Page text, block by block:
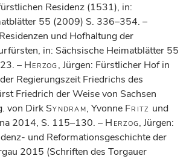
Residenz (1531), in:
55 (2009) S. 336–354. –
und Hofhaltung der
in: Sächsische Heimatblätter 55
– Herzog, Jürgen: Fürstlicher Hof in
Regierungszeit Friedrichs des
Friedrich der Weise von Sachsen
von Dirk Syndram, Yvonne Fritz und
2014, S. 115–130. – Herzog, Jürgen:
und Reformationsgeschichte der
2015 (Schriften des Torgauer